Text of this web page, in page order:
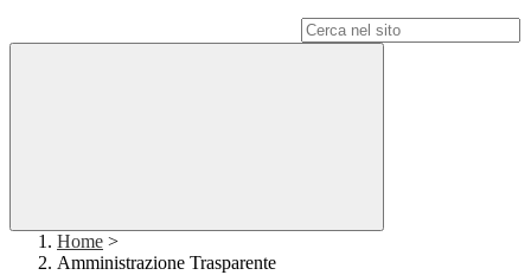
Home >
Amministrazione Trasparente